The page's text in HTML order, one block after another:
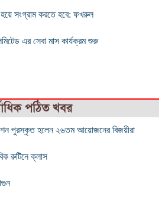
সংগ্রাম করতে হবে: ফখরুল
এর সেবা মাস কার্যক্রম শুরু
পঠিত খবর
পুরস্কৃত হলেন ২৬তম আয়োজনের বিজয়ীরা
রুটিনে ক্লাস